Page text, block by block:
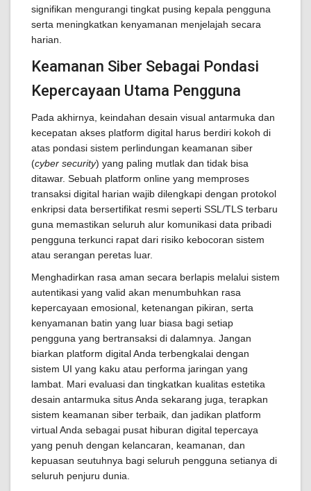
signifikan mengurangi tingkat pusing kepala pengguna
serta meningkatkan kenyamanan menjelajah secara
harian.
Keamanan Siber Sebagai Pondasi
Kepercayaan Utama Pengguna
Pada akhirnya, keindahan desain visual antarmuka dan
kecepatan akses platform digital harus berdiri kokoh di
atas pondasi sistem perlindungan keamanan siber
(cyber security) yang paling mutlak dan tidak bisa
ditawar. Sebuah platform online yang memproses
transaksi digital harian wajib dilengkapi dengan protokol
enkripsi data bersertifikat resmi seperti SSL/TLS terbaru
guna memastikan seluruh alur komunikasi data pribadi
pengguna terkunci rapat dari risiko kebocoran sistem
atau serangan peretas luar.
Menghadirkan rasa aman secara berlapis melalui sistem
autentikasi yang valid akan menumbuhkan rasa
kepercayaan emosional, ketenangan pikiran, serta
kenyamanan batin yang luar biasa bagi setiap
pengguna yang bertransaksi di dalamnya. Jangan
biarkan platform digital Anda terbengkalai dengan
sistem UI yang kaku atau performa jaringan yang
lambat. Mari evaluasi dan tingkatkan kualitas estetika
desain antarmuka situs Anda sekarang juga, terapkan
sistem keamanan siber terbaik, dan jadikan platform
virtual Anda sebagai pusat hiburan digital tepercaya
yang penuh dengan kelancaran, keamanan, dan
kepuasan seutuhnya bagi seluruh pengguna setianya di
seluruh penjuru dunia.